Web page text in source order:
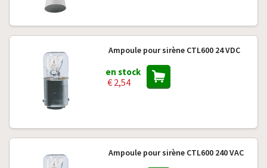
Ampoule pour sirène CTL600 24 VDC
en stock
€ 2,54
Ampoule pour sirène CTL600 240 VAC